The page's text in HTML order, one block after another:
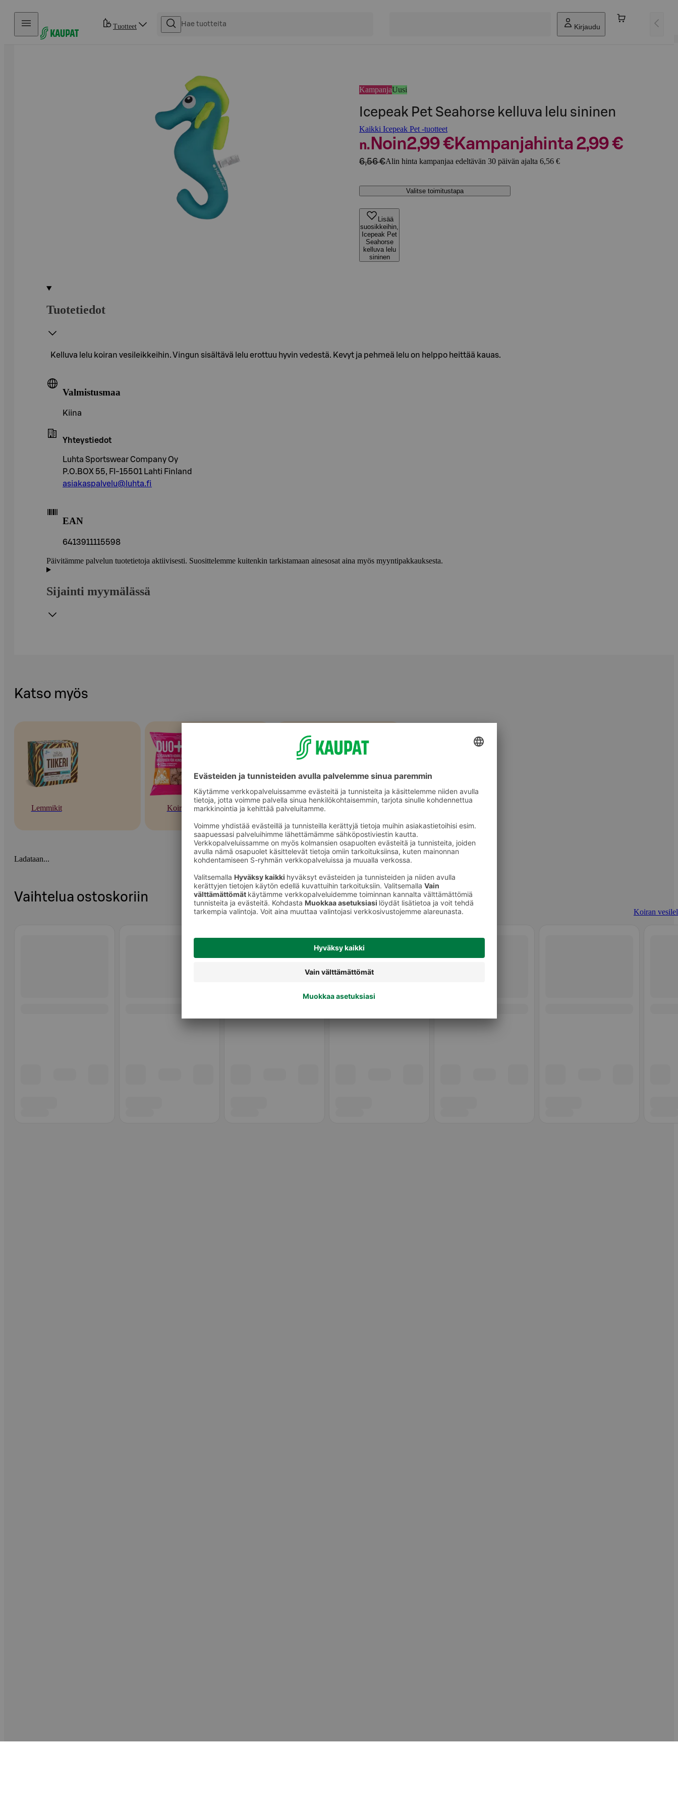
Hyppää sisältöön
Tuotteet Kirjaudu
KampanjaUusi
Icepeak Pet Seahorse kelluva lelu sininen
Kaikki Icepeak Pet -tuotteet
n. Noin2,99 €Kampanjahinta 2,99 €
6,56 €Alin hinta kampanjaa edeltävän 30 päivän ajalta 6,56 €
Valitse toimitustapa
Lisää
suosikkeihin,
Icepeak Pet
Seahorse
kelluva lelu
sininen
Tuotetiedot
Kelluva lelu koiran vesileikkeihin. Vingun sisältävä lelu erottuu hyvin vedestä. Kevyt ja pehmeä lelu on helppo heittää kauas.
Valmistusmaa
Kiina
Yhteystiedot
Luhta Sportswear Company Oy
P.O.BOX 55, FI-15501 Lahti Finland
asiakaspalvelu@luhta.fi
EAN
6413911115598
Päivitämme palvelun tuotetietoja aktiivisesti. Suosittelemme kuitenkin tarkistamaan ainesosat aina myös myyntipakkauksesta.
Sijainti myymälässä
Katso myös
Lemmikit Koirat Koiran vesilelut
Ladataan...
Vaihtelua ostoskoriin
Koiran